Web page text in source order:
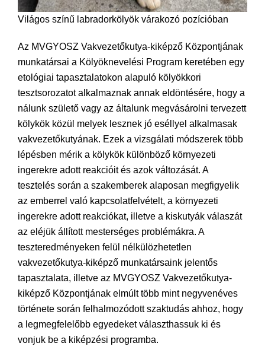
Világos színű labradorkölyök várakozó pozícióban
Az MVGYOSZ Vakvezetőkutya-kiképző Központjának
munkatársai a Kölyöknevelési Program keretében egy
etológiai tapasztalatokon alapuló kölyökkori
tesztsorozatot alkalmaznak annak eldöntésére, hogy a
nálunk születő vagy az általunk megvásárolni tervezett
kölykök közül melyek lesznek jó eséllyel alkalmasak
vakvezetőkutyának. Ezek a vizsgálati módszerek több
lépésben mérik a kölykök különböző környezeti
ingerekre adott reakcióit és azok változását. A
tesztelés során a szakemberek alaposan megfigyelik
az emberrel való kapcsolatfelvételt, a környezeti
ingerekre adott reakciókat, illetve a kiskutyák válaszát
az eléjük állított mesterséges problémákra. A
teszteredményeken felül nélkülözhetetlen
vakvezetőkutya-kiképző munkatársaink jelentős
tapasztalata, illetve az MVGYOSZ Vakvezetőkutya-
kiképző Központjának elmúlt több mint negyvenéves
története során felhalmozódott szaktudás ahhoz, hogy
a legmegfelelőbb egyedeket választhassuk ki és
vonjuk be a kiképzési programba.